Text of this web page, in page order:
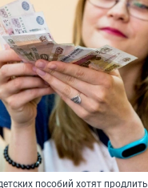
пособий хотят продлить